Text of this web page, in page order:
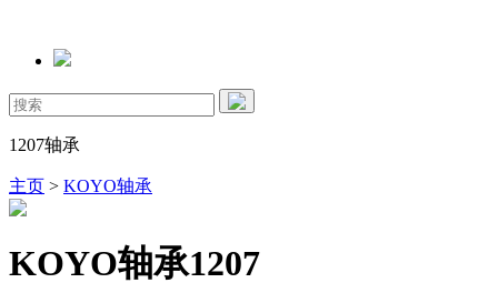
1207轴承
主页 > KOYO轴承
KOYO轴承1207